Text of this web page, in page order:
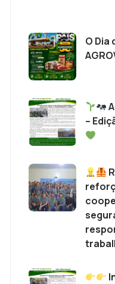
O Dia
–